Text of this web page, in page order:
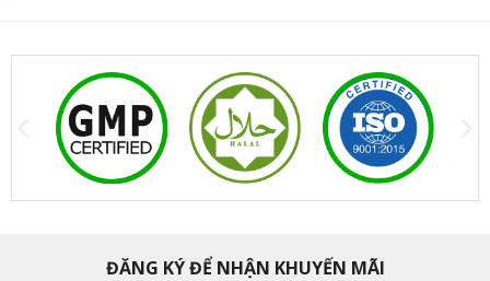
ĐĂNG KÝ ĐỂ NHẬN KHUYẾN MÃI